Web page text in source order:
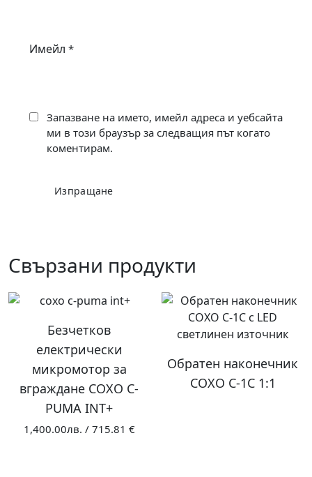
Имейл *
Запазване на името, имейл адреса и уебсайта
ми в този браузър за следващия път когато
коментирам.
Свързани продукти
Безчетков
електрически
микромотор за
вграждане COXO C-
PUMA INT+
1,400.00лв. / 715.81 €
Обратен наконечник
COXO C-1C 1:1